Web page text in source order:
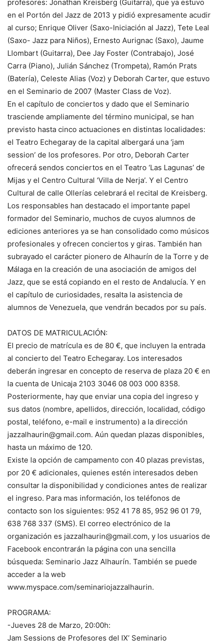
profesores: Jonathan Kreisberg (Guitarra), que ya estuvo
en el Portón del Jazz de 2013 y pidió expresamente acudir
al curso; Enrique Oliver (Saxo-Iniciación al Jazz), Tete Leal
(Saxo- Jazz para Niños), Ernesto Aurignac (Saxo), Jaume
Llombart (Guitarra), Dee Jay Foster (Contrabajo), José
Carra (Piano), Julián Sánchez (Trompeta), Ramón Prats
(Batería), Celeste Alias (Voz) y Deborah Carter, que estuvo
en el Seminario de 2007 (Master Class de Voz).
En el capítulo de conciertos y dado que el Seminario
trasciende ampliamente del término municipal, se han
previsto hasta cinco actuaciones en distintas localidades:
el Teatro Echegaray de la capital albergará una ‘jam
session’ de los profesores. Por otro, Deborah Carter
ofrecerá sendos conciertos en el Teatro ‘Las Lagunas’ de
Mijas y el Centro Cultural ‘Villa de Nerja’. Y el Centro
Cultural de calle Ollerías celebrará el recital de Kreisberg.
Los responsables han destacado el importante papel
formador del Seminario, muchos de cuyos alumnos de
ediciones anteriores ya se han consolidado como músicos
profesionales y ofrecen conciertos y giras. También han
subrayado el carácter pionero de Alhaurín de la Torre y de
Málaga en la creación de una asociación de amigos del
Jazz, que se está copiando en el resto de Andalucía. Y en
el capítulo de curiosidades, resalta la asistencia de
alumnos de Venezuela, que vendrán becados por su país.
DATOS DE MATRICULACIÓN:
El precio de matrícula es de 80 €, que incluyen la entrada
al concierto del Teatro Echegaray. Los interesados
deberán ingresar en concepto de reserva de plaza 20 € en
la cuenta de Unicaja 2103 3046 08 003 000 8358.
Posteriormente, hay que enviar una copia del ingreso y
sus datos (nombre, apellidos, dirección, localidad, código
postal, teléfono, e-mail e instrumento) a la dirección
jazzalhaurin@gmail.com. Aún quedan plazas disponibles,
hasta un máximo de 120.
Existe la opción de campamento con 40 plazas previstas,
por 20 € adicionales, quienes estén interesados deben
consultar la disponibilidad y condiciones antes de realizar
el ingreso. Para mas información, los teléfonos de
contacto son los siguientes: 952 41 78 85, 952 96 01 79,
638 768 337 (SMS). El correo electrónico de la
organización es jazzalhaurin@gmail.com, y los usuarios de
Facebook encontrarán la página con una sencilla
búsqueda: Seminario Jazz Alhaurín. También se puede
acceder a la web
www.myspace.com/seminariojazzalhaurin.
PROGRAMA:
-Jueves 28 de Marzo, 20:00h:
Jam Sessions de Profesores del IX’ Seminario